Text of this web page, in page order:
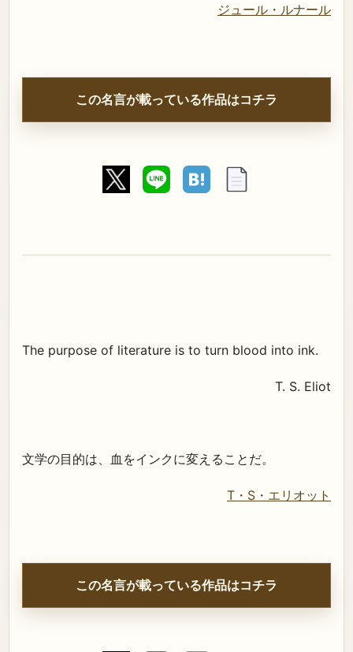
ジュール・ルナール
この名言が載っている作品はコチラ
The purpose of literature is to turn blood into ink.
T. S. Eliot
文学の目的は、血をインクに変えることだ。
T・S・エリオット
この名言が載っている作品はコチラ